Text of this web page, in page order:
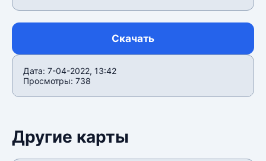
Скачать
Дата: 7-04-2022, 13:42
Просмотры: 738
Другие карты